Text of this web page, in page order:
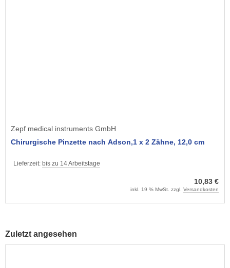
Zepf medical instruments GmbH
Chirurgische Pinzette nach Adson,1 x 2 Zähne, 12,0 cm
Lieferzeit: bis zu 14 Arbeitstage
10,83 €
inkl. 19 % MwSt. zzgl. Versandkosten
Zuletzt angesehen